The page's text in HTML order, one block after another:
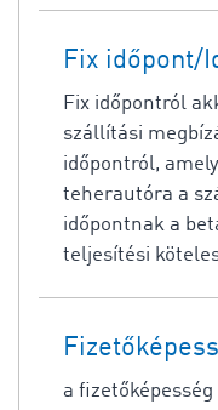
Fix időpont/
Fix időpontról
szállítási
időpontról,
teherautóra a
időpontnak a
teljesítési
a